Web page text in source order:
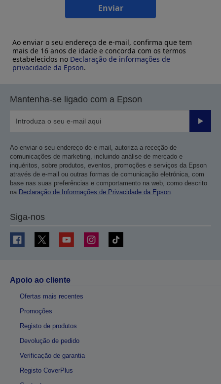
Enviar
Ao enviar o seu endereço de e-mail, confirma que tem
mais de 16 anos de idade e concorda com os termos
estabelecidos no Declaração de informações de
privacidade da Epson.
Mantenha-se ligado com a Epson
Enviar
Ao enviar o seu endereço de e-mail, autoriza a receção de
comunicações de marketing, incluindo análise de mercado e
inquéritos, sobre produtos, eventos, promoções e serviços da Epson
através de e-mail ou outras formas de comunicação eletrónica, com
base nas suas preferências e comportamento na web, como descrito
na Declaração de Informações de Privacidade da Epson.
Siga-nos
Apoio ao cliente
Ofertas mais recentes
Promoções
Registo de produtos
Devolução de pedido
Verificação de garantia
Registo CoverPlus